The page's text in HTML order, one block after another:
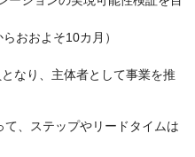
おおよそ10カ月）
なり、主体者として事業を推
、ステップやリードタイムは